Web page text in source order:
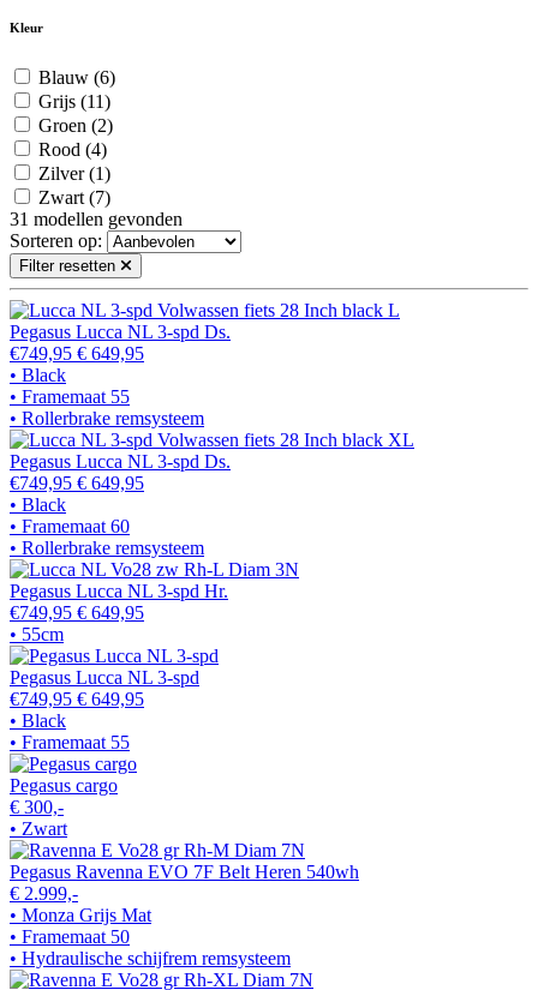
Kleur
Blauw (6)
Grijs (11)
Groen (2)
Rood (4)
Zilver(1)
Zwart (7)
31 modellen gevonden
Sorteren op:
Filter resetten
Pegasus Lucca NL 3-spd Ds.
€749,95 € 649,95
• Black
• Framemaat 55
• Rollerbrake remsysteem
Pegasus Lucca NL 3-spd Ds.
€749,95 € 649,95
• Black
• Framemaat 60
• Rollerbrake remsysteem
Pegasus Lucca NL 3-spd Hr.
€749,95 € 649,95
• 55cm
Pegasus Lucca NL 3-spd
€749,95 € 649,95
• Black
• Framemaat 55
Pegasus cargo
€ 300,-
• Zwart
Pegasus Ravenna EVO 7F Belt Heren 540wh
€ 2.999,-
• Monza Grijs Mat
• Framemaat 50
• Hydraulische schijfrem remsysteem